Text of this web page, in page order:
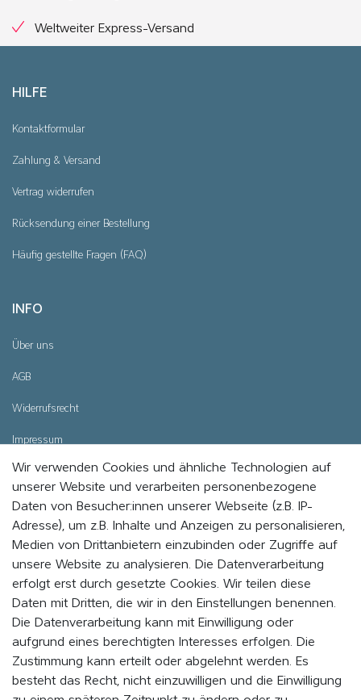
Weltweiter Express-Versand
HILFE
Kontaktformular
Zahlung & Versand
Vertrag widerrufen
Rücksendung einer Bestellung
Häufig gestellte Fragen (FAQ)
INFO
Über uns
AGB
Widerrufsrecht
Impressum
Datenschutz
Cookie - Einstellungen
WERDE MITGLIED UND BLEIBE IMMER AUF DEM
LAUFENDEN
Indem Du auf „MITMACHEN“ klickst, erklärst du dich damit einverstanden,
als Mitglied vom EVENaBAG Newsletter, Neuheiten, Aktionen und
Werbeangebote zu erhalten.
Abonnieren
Wir verwenden Cookies und ähnliche Technologien auf
unserer Website und verarbeiten personenbezogene
Daten von Besucher:innen unserer Webseite (z.B. IP-
Adresse), um z.B. Inhalte und Anzeigen zu personalisieren,
Medien von Drittanbietern einzubinden oder Zugriffe auf
unsere Website zu analysieren. Die Datenverarbeitung
erfolgt erst durch gesetzte Cookies. Wir teilen diese
Daten mit Dritten, die wir in den Einstellungen benennen.
Die Datenverarbeitung kann mit Einwilligung oder
aufgrund eines berechtigten Interesses erfolgen. Die
Zustimmung kann erteilt oder abgelehnt werden. Es
besteht das Recht, nicht einzuwilligen und die Einwilligung